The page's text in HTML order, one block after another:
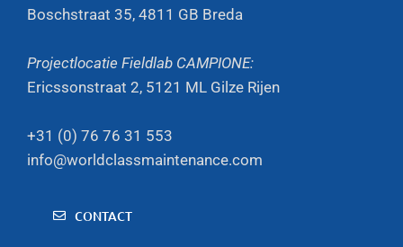
Boschstraat 35, 4811 GB Breda
Projectlocatie Fieldlab CAMPIONE:
Ericssonstraat 2, 5121 ML Gilze Rijen
+31 (0) 76 76 31 553
info@worldclassmaintenance.com
CONTACT